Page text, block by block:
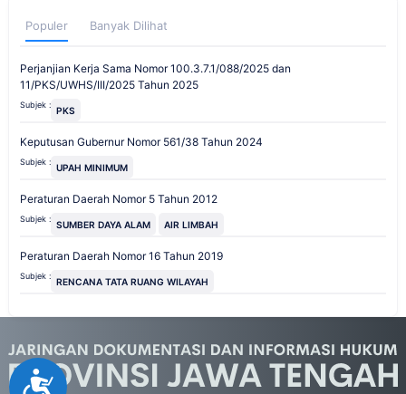
Accessibility
Populer Banyak Dilihat
Perjanjian Kerja Sama Nomor 100.3.7.1/088/2025 dan
11/PKS/UWHS/III/2025 Tahun 2025
Subjek : PKS
Keputusan Gubernur Nomor 561/38 Tahun 2024
Subjek : UPAH MINIMUM
Peraturan Daerah Nomor 5 Tahun 2012
Subjek : SUMBER DAYA ALAM AIR LIMBAH
Peraturan Daerah Nomor 16 Tahun 2019
Subjek : RENCANA TATA RUANG WILAYAH